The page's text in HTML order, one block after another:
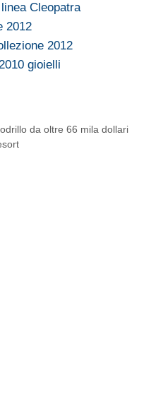
Cleopatra
2012
2012
gioielli
da oltre 66 mila dollari